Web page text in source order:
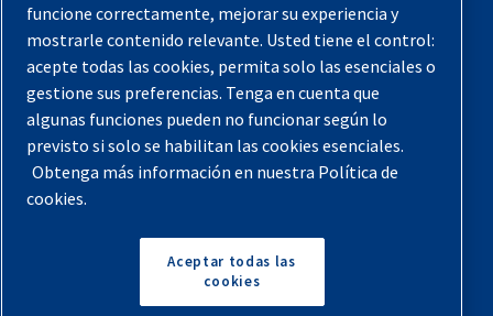
Aviso legal
Garantías
Política de privacidad
Términos y Condiciones
Mapa del sitio
© 2026 Quincy Compressor. Todos los derechos
Volver arriba
funcione correctamente, mejorar su experiencia y
mostrarle contenido relevante. Usted tiene el control:
acepte todas las cookies, permita solo las esenciales o
gestione sus preferencias. Tenga en cuenta que
algunas funciones pueden no funcionar según lo
previsto si solo se habilitan las cookies esenciales.
Obtenga más información en nuestra Política de
cookies.
Aceptar todas las
cookies